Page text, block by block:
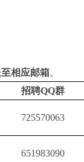
相应邮箱。
招聘QQ群
725570063
651983090